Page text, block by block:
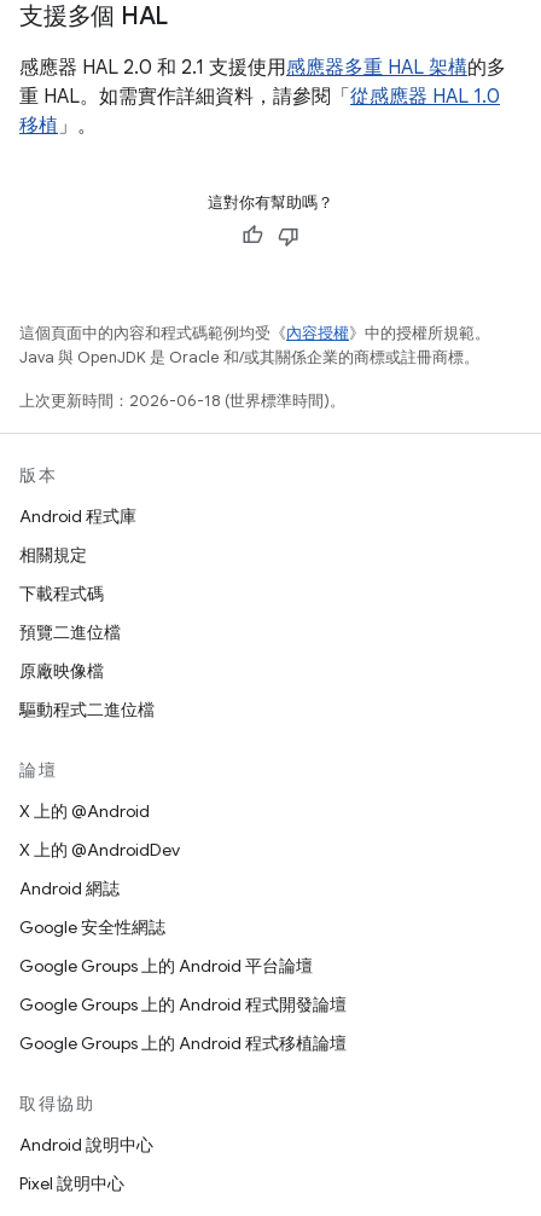
支援多個 HAL
感應器 HAL 2.0 和 2.1 支援使用感應器多重 HAL 架構的多
重 HAL。如需實作詳細資料，請參閱「 從感應器 HAL 1.0
移植」。
這對你有幫助嗎？
這個頁面中的內容和程式碼範例均受《內容授權》中的授權所規範。
Java 與 OpenJDK 是 Oracle 和/或其關係企業的商標或註冊商標。
上次更新時間：2026-06-18 (世界標準時間)。
版本
Android 程式庫
相關規定
下載程式碼
預覽二進位檔
原廠映像檔
驅動程式二進位檔
論壇
X 上的 @Android
X 上的 @AndroidDev
Android 網誌
Google 安全性網誌
Google Groups 上的 Android 平台論壇
Google Groups 上的 Android 程式開發論壇
Google Groups 上的 Android 程式移植論壇
取得協助
Android 說明中心
Pixel 說明中心